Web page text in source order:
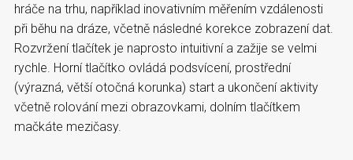
hráče na trhu, například inovativním měřením vzdálenosti
při běhu na dráze, včetně následné korekce zobrazení dat.
Rozvržení tlačítek je naprosto intuitivní a zažije se velmi
rychle. Horní tlačítko ovládá podsvícení, prostřední
(výrazná, větší otočná korunka) start a ukončení aktivity
včetně rolování mezi obrazovkami, dolním tlačítkem
mačkáte mezičasy.